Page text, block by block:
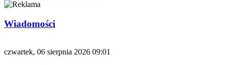
Wiadomości
czwartek, 06 sierpnia 2026 09:01